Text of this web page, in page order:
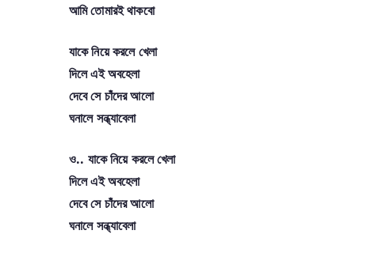
আমি তোমারই থাকবো
যাকে নিয়ে করলে খেলা
দিলে এই অবহেলা
দেবে সে চাঁদের আলো
ঘনালে সন্ধ্যাবেলা
ও.. যাকে নিয়ে করলে খেলা
দিলে এই অবহেলা
দেবে সে চাঁদের আলো
ঘনালে সন্ধ্যাবেলা